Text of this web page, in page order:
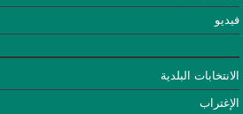
فيديو
الانتخابات البلدية
الإغتراب